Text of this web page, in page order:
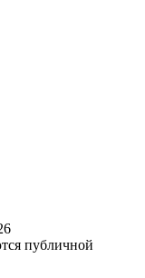
публичной